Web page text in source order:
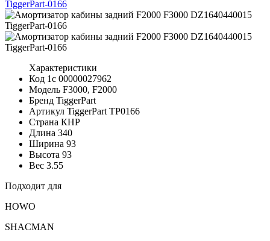
Характеристики
Код 1с 00000027962
Модель F3000, F2000
Бренд TiggerPart
Артикул TiggerPart TP0166
Страна КНР
Длина 340
Ширина 93
Высота 93
Вес 3.55
Подходит для
HOWO
SHACMAN